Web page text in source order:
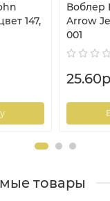
147,
Воблер
Arrow
001
товары